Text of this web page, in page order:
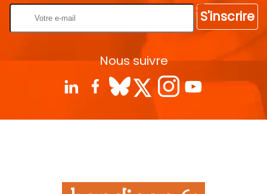
S'inscrire
Nous suivre